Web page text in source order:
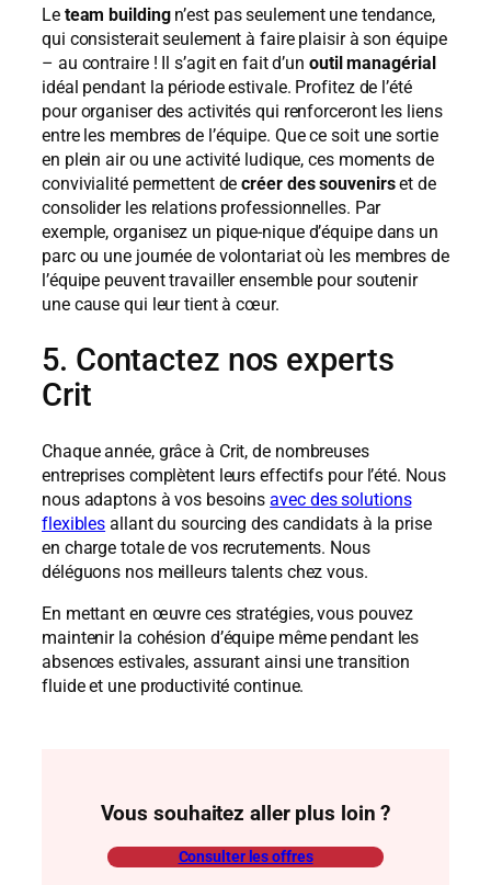
Le team buildingn’est pas seulement une tendance,
qui consisterait seulement à faire plaisir à son équipe
– au contraire ! Il s’agit en fait d’un outil managérial
idéal pendant la période estivale. Profitez de l’été
pour organiser des activités qui renforceront les liens
entre les membres de l’équipe. Que ce soit une sortie
en plein air ou une activité ludique, ces moments de
convivialité permettent decréer des souvenirset de
consolider les relations professionnelles. Par
exemple, organisez un pique-nique d’équipe dans un
parc ou une journée de volontariat où les membres de
l’équipe peuvent travailler ensemble pour soutenir
une cause qui leur tient à cœur.
5. Contactez nos experts
Crit
Chaque année, grâce à Crit, de nombreuses
entreprises complètent leurs effectifs pour l’été. Nous
nous adaptons à vos besoinsavec des solutions
flexibles allant du sourcing des candidats à la prise
en charge totale de vos recrutements. Nous
déléguons nos meilleurs talents chez vous.
En mettant en œuvre ces stratégies, vous pouvez
maintenir la cohésion d’équipe même pendant les
absences estivales, assurant ainsi une transition
fluide et une productivité continue.
Vous souhaitez aller plus loin ?
Consulter les offres